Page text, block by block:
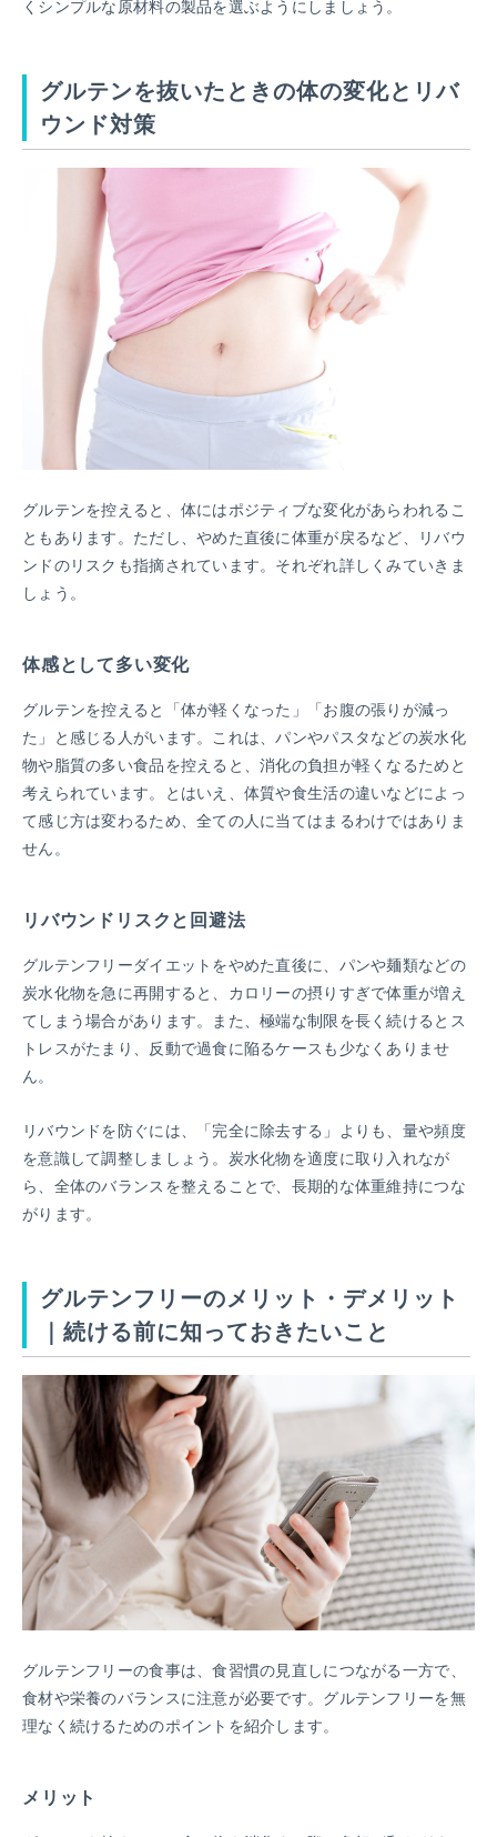
くシンプルな原材料の製品を選ぶようにしましょう。
グルテンを抜いたときの体の変化とリバ
ウンド対策
グルテンを控えると、体にはポジティブな変化があらわれるこ
ともあります。ただし、やめた直後に体重が戻るなど、リバウ
ンドのリスクも指摘されています。それぞれ詳しくみていきま
しょう。
体感として多い変化
グルテンを控えると「体が軽くなった」「お腹の張りが減っ
た」と感じる人がいます。これは、パンやパスタなどの炭水化
物や脂質の多い食品を控えると、消化の負担が軽くなるためと
考えられています。とはいえ、体質や食生活の違いなどによっ
て感じ方は変わるため、全ての人に当てはまるわけではありま
せん。
リバウンドリスクと回避法
グルテンフリーダイエットをやめた直後に、パンや麺類などの
炭水化物を急に再開すると、カロリーの摂りすぎで体重が増え
てしまう場合があります。また、極端な制限を長く続けるとス
トレスがたまり、反動で過食に陥るケースも少なくありませ
ん。
リバウンドを防ぐには、「完全に除去する」よりも、量や頻度
を意識して調整しましょう。炭水化物を適度に取り入れなが
ら、全体のバランスを整えることで、長期的な体重維持につな
がります。
グルテンフリーのメリット・デメリット
｜続ける前に知っておきたいこと
グルテンフリーの食事は、食習慣の見直しにつながる一方で、
食材や栄養のバランスに注意が必要です。グルテンフリーを無
理なく続けるためのポイントを紹介します。
メリット